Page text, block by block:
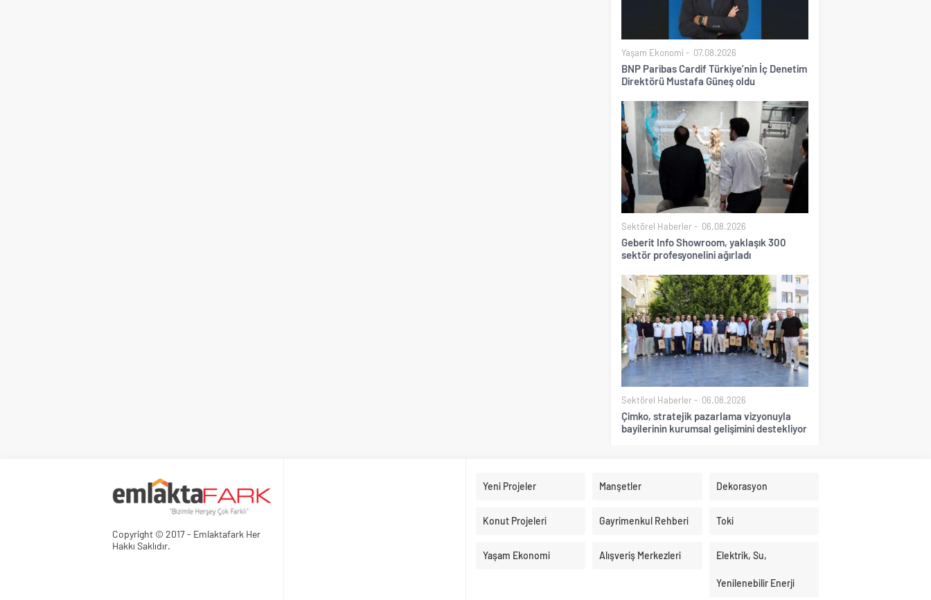
Yaşam Ekonomi 07.08.2026
BNP Paribas Cardif Türkiye’nin İç Denetim
Direktörü Mustafa Güneş oldu
Sektörel Haberler 06.08.2026
Geberit Info Showroom, yaklaşık 300
sektör profesyonelini ağırladı
Sektörel Haberler 06.08.2026
Çimko, stratejik pazarlama vizyonuyla
bayilerinin kurumsal gelişimini destekliyor
Copyright © 2017 - Emlaktafark Her
Hakkı Saklıdır.
Yeni Projeler Manşetler Dekorasyon
Konut Projeleri Gayrimenkul Rehberi Toki
Yaşam Ekonomi Alışveriş Merkezleri Elektrik, Su,
Yenilenebilir Enerji